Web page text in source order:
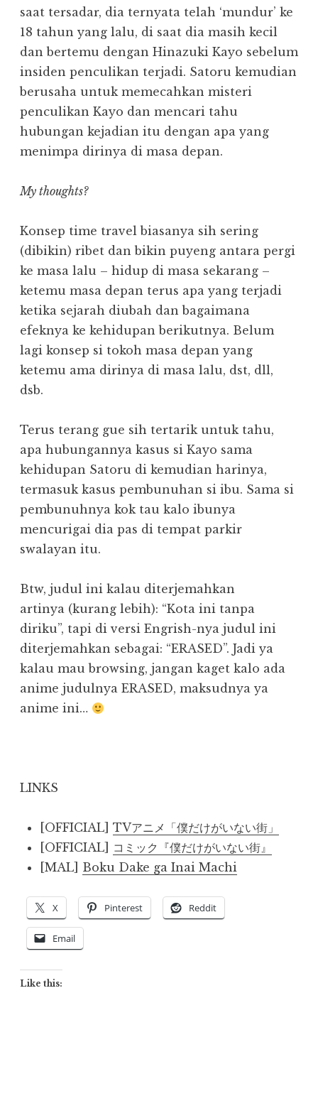
saat tersadar, dia ternyata telah ‘mundur’ ke
18 tahun yang lalu, di saat dia masih kecil
dan bertemu dengan Hinazuki Kayo sebelum
insiden penculikan terjadi. Satoru kemudian
berusaha untuk memecahkan misteri
penculikan Kayo dan mencari tahu
hubungan kejadian itu dengan apa yang
menimpa dirinya di masa depan.
My thoughts?
Konsep time travel biasanya sih sering
(dibikin) ribet dan bikin puyeng antara pergi
ke masa lalu – hidup di masa sekarang –
ketemu masa depan terus apa yang terjadi
ketika sejarah diubah dan bagaimana
efeknya ke kehidupan berikutnya. Belum
lagi konsep si tokoh masa depan yang
ketemu ama dirinya di masa lalu, dst, dll,
dsb.
Terus terang gue sih tertarik untuk tahu,
apa hubungannya kasus si Kayo sama
kehidupan Satoru di kemudian harinya,
termasuk kasus pembunuhan si ibu. Sama si
pembunuhnya kok tau kalo ibunya
mencurigai dia pas di tempat parkir
swalayan itu.
Btw, judul ini kalau diterjemahkan
artinya (kurang lebih): “Kota ini tanpa
diriku”, tapi di versi Engrish-nya judul ini
diterjemahkan sebagai: “ERASED”. Jadi ya
kalau mau browsing, jangan kaget kalo ada
anime judulnya ERASED, maksudnya ya
anime ini…
LINKS
[OFFICIAL] TVアニメ「僕だけがいない街」
[OFFICIAL] コミック『僕だけがいない街』
[MAL] Boku Dake ga Inai Machi
X Pinterest Reddit
Email
Like this: